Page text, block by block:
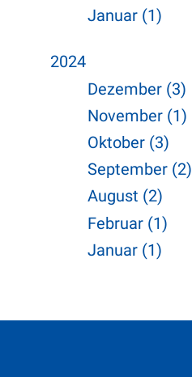
Januar (1)
2024
Dezember (3)
November (1)
Oktober (3)
September (2)
August (2)
Februar (1)
Januar (1)